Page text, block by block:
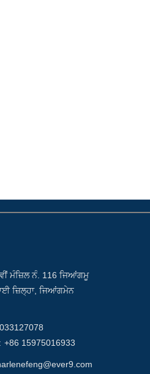
ਮੰਜ਼ਿਲ ਨੰ. 116 ਜਿਆਂਗਮੂ
ਜ਼ਿਲ੍ਹਾ, ਜਿਆਂਗਮੇਨ
+86 15975016933